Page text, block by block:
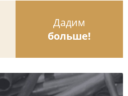
Дадим
больше!